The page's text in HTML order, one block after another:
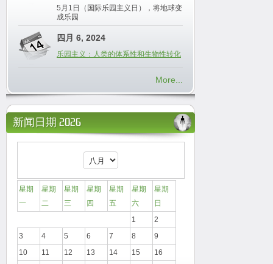
5月1日（国际乐园主义日），将地球变
成乐园
四月 6, 2024
乐园主义：人类的体系性和生物性转化
More...
新闻日期 2026
星期
一
星期
二
星期
三
星期
四
星期
五
星期
六
星期
日
1
2
3
4 5 6 7 8
9
10
11 12 13 14 15
16